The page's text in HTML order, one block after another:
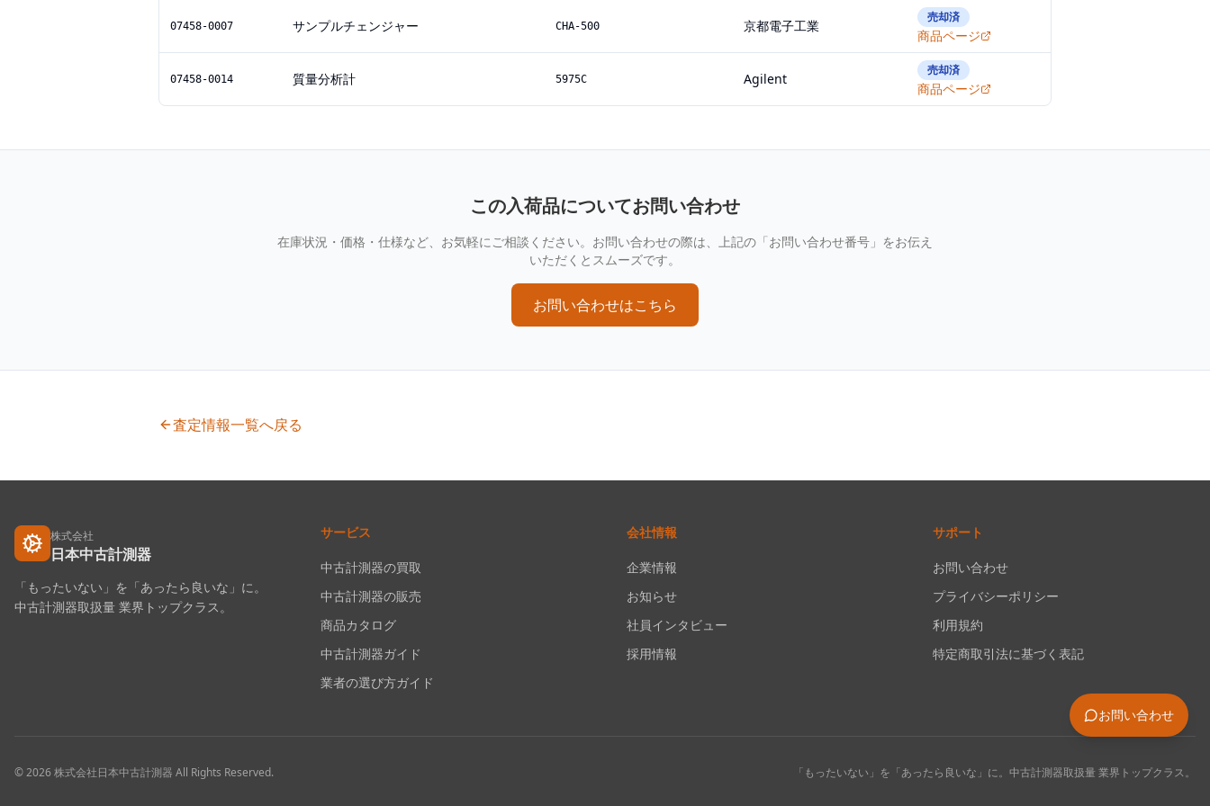
07458-0007 サンプルチェンジャー CHA-500 京都電子工業
売却済
商品ページ
07458-0014 質量分析計 5975C Agilent
売却済
商品ページ
この入荷品についてお問い合わせ
在庫状況・価格・仕様など、お気軽にご相談ください。お問い合わせの際は、上記の「お問い合わせ番号」をお伝え
いただくとスムーズです。
お問い合わせはこちら
査定情報一覧へ戻る
株式会社
日本中古計測器
「もったいない」を「あったら良いな」に。
中古計測器取扱量 業界トップクラス。
サービス
中古計測器の買取
中古計測器の販売
商品カタログ
中古計測器ガイド
業者の選び方ガイド
会社情報
企業情報
お知らせ
社員インタビュー
採用情報
サポート
お問い合わせ
プライバシーポリシー
利用規約
特定商取引法に基づく表記
©2026株式会社日本中古計測器 All Rights Reserved. 「もったいない」を「あったら良いな」に。中古計測器取扱量 業界トップクラス。
お問い合わせ